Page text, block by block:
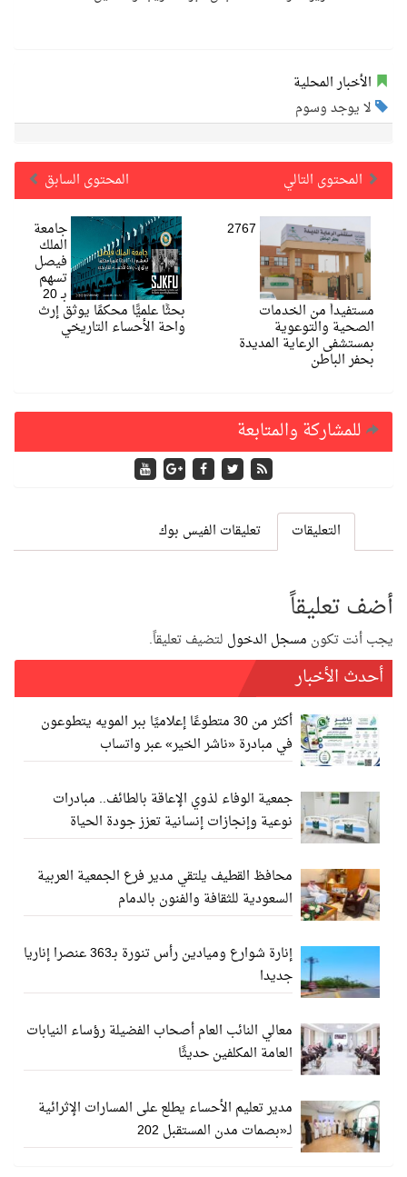
الأخبار المحلية
لا يوجد وسوم
المحتوى السابق
المحتوى التالي
جامعة
الملك
فيصل
تسهم
بـ 20
بحثًا علميًّا محكمًا يوثق إرث
واحة الأحساء التاريخي
2767
مستفيداً من الخدمات
الصحية والتوعوية
بمستشفى الرعاية المديدة
بحفر الباطن
للمشاركة والمتابعة
التعليقات تعليقات الفيس بوك
أضف تعليقاً
يجب أنت تكون مسجل الدخول لتضيف تعليقاً.
أحدث الأخبار
أكثر من 30 متطوعًا إعلاميًا ببر المويه يتطوعون
في مبادرة «ناشر الخير» عبر واتساب
جمعية الوفاء لذوي الإعاقة بالطائف.. مبادرات
نوعية وإنجازات إنسانية تعزز جودة الحياة
محافظ القطيف يلتقي مدير فرع الجمعية العربية
السعودية للثقافة والفنون بالدمام
إنارة شوارع وميادين رأس تنورة بـ363 عنصرا إناريا
جديدا
معالي النائب العام أصحاب الفضيلة رؤساء النيابات
العامة المكلفين حديثًا
مدير تعليم الأحساء يطلع على المسارات الإثرائية
لـ«بصمات مدن المستقبل 202